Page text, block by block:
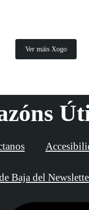
Ver máis Xogo
Baja del